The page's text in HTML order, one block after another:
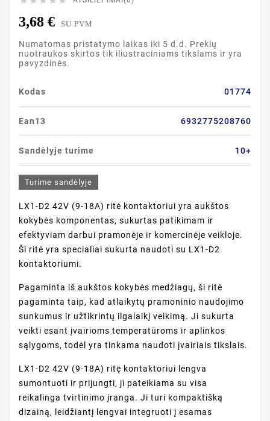
3,68 € SU PVM
Numatomas pristatymo laikas iki 5 d.d. Prekių
nuotraukos skirtos tik iliustraciniams tikslams ir yra
pavyzdinės.
Kodas 01774
Ean13 6932775208760
Sandėlyje turime 10+
Turime sandėlyje
LX1-D2 42V (9-18A) ritė kontaktoriui yra aukštos
kokybės komponentas, sukurtas patikimam ir
efektyviam darbui pramonėje ir komercinėje veikloje.
Ši ritė yra specialiai sukurta naudoti su LX1-D2
kontaktoriumi.
Pagaminta iš aukštos kokybės medžiagų, ši ritė
pagaminta taip, kad atlaikytų pramoninio naudojimo
sunkumus ir užtikrintų ilgalaikį veikimą. Ji sukurta
veikti esant įvairioms temperatūroms ir aplinkos
sąlygoms, todėl yra tinkama naudoti įvairiais tikslais.
LX1-D2 42V (9-18A) ritę kontaktoriui lengva
sumontuoti ir prijungti, ji pateikiama su visa
reikalinga tvirtinimo įranga. Ji turi kompaktišką
dizainą, leidžiantį lengvai integruoti į esamas